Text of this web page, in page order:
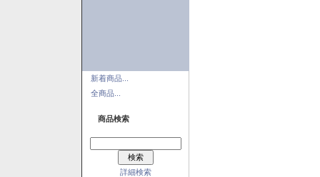
新着商品...
全商品...
商品検索
詳細検索